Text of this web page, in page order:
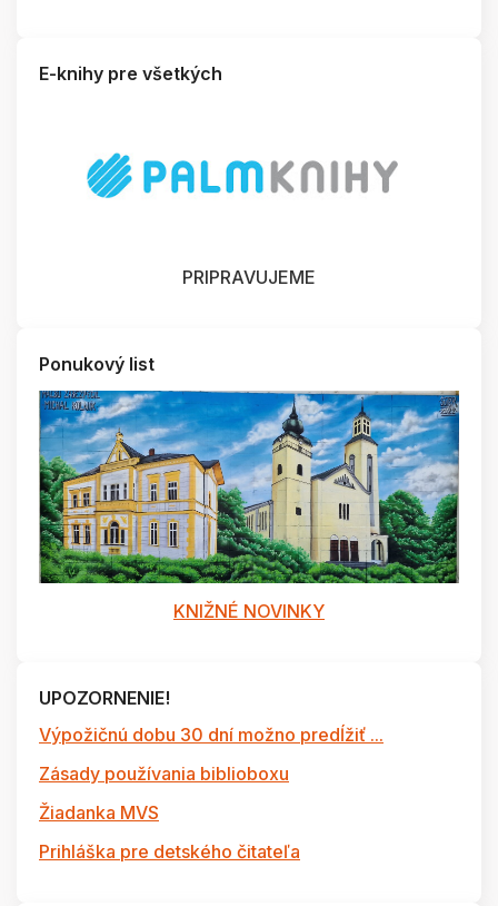
E-knihy pre všetkých
PRIPRAVUJEME
Ponukový list
KNIŽNÉ NOVINKY
UPOZORNENIE!
Výpožičnú dobu 30 dní možno predĺžiť ...
Zásady používania biblioboxu
Žiadanka MVS
Prihláška pre detského čitateľa